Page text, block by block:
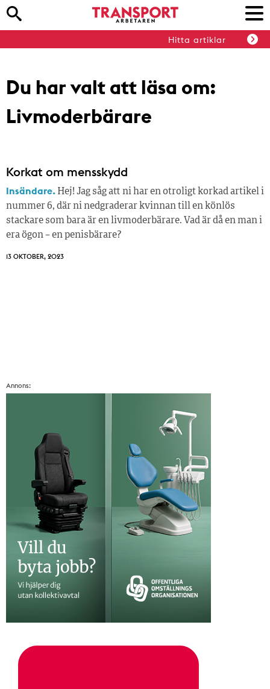
Hitta artiklar
Du har valt att läsa om:
Livmoderbärare
Korkat om mensskydd
Insändare. Hej! Jag såg att ni har en otroligt korkad artikel i
nummer 6, där ni nedgraderar kvinnan till en könlös
stackare som bara är en livmoderbärare. Vad är då en man i
era ögon – en penisbärare?
13 OKTOBER, 2023
Annons: